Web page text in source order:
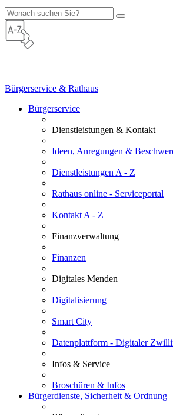
Bürgerservice & Rathaus
Bürgerservice
Dienstleistungen & Kontakt
Ideen, Anregungen &
Dienstleistungen A - Z
Rathaus online - Serviceportal
Kontakt A - Z
Finanzverwaltung
Finanzen
Digitales Menden
Digitalisierung
Smart City
Datenplattform - Digitaler
Infos & Service
Broschüren & Infos
Bürgerdienste, Sicherheit & Ordnung